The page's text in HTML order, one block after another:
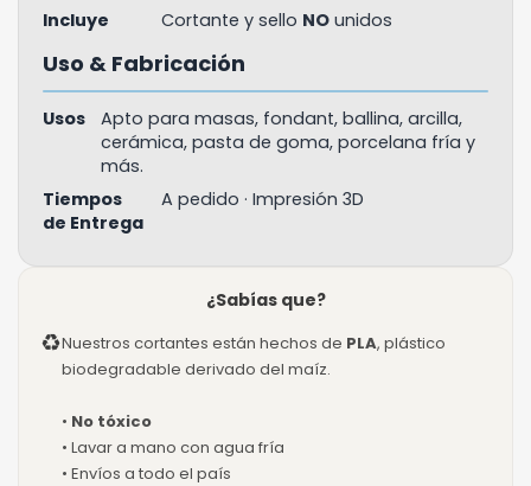
Incluye
Cortante y sello NO unidos
Uso & Fabricación
Usos
Apto para masas, fondant, ballina, arcilla,
cerámica, pasta de goma, porcelana fría y
más.
Tiempos
de Entrega
A pedido · Impresión 3D
¿Sabías que?
♻Nuestros cortantes están hechos de PLA, plástico
biodegradable derivado del maíz.
• No tóxico
• Lavar a mano con agua fría
• Envíos a todo el país